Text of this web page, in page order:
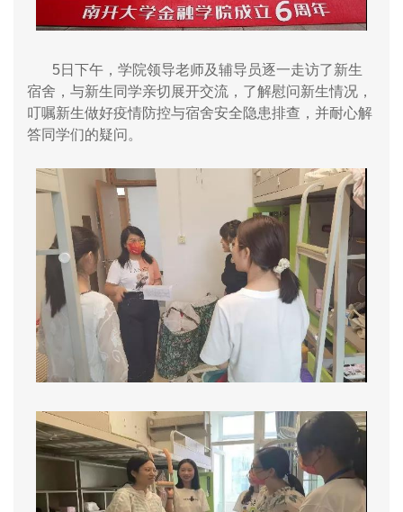
5日下午，学院领导老师及辅导员逐一走访了新生
宿舍，与新生同学亲切展开交流，了解慰问新生情况，
叮嘱新生做好疫情防控与宿舍安全隐患排查，并耐心解
答同学们的疑问。